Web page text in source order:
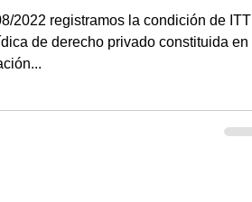
2022 registramos la condición de ITT
de derecho privado constituida en